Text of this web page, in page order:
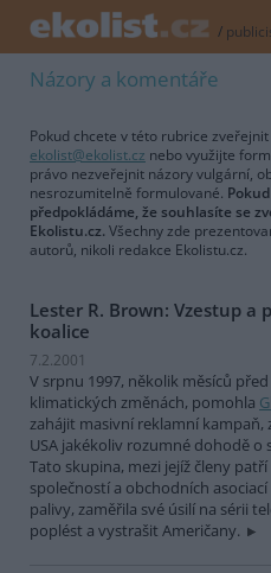
/
Názory a komentáře
Pokud chcete v této rubrice
ekolist@ekolist.cz nebo využijte
právo nezveřejnit názory vulgární,
nesrozumitelně formulované.
předpokládáme, že souhlasíte se
Ekolistu.cz. Všechny zde
autorů, nikoli redakce Ekolistu.cz.
Lester R. Brown: Vzestup a
koalice
7.2.2001
V srpnu 1997, několik měsíců
klimatických změnách, pomohla
zahájit masivní reklamní
USA jakékoliv rozumné dohodě
Tato skupina, mezi jejíž členy
společností a obchodních
palivy, zaměřila své úsilí na sérii
poplést a vystrašit Američany.